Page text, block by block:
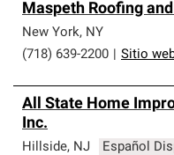
Maspeth Roofing
New York, NY
(718) 639-2200
Sitio
All State Home
Inc.
Hillside, NJ Español